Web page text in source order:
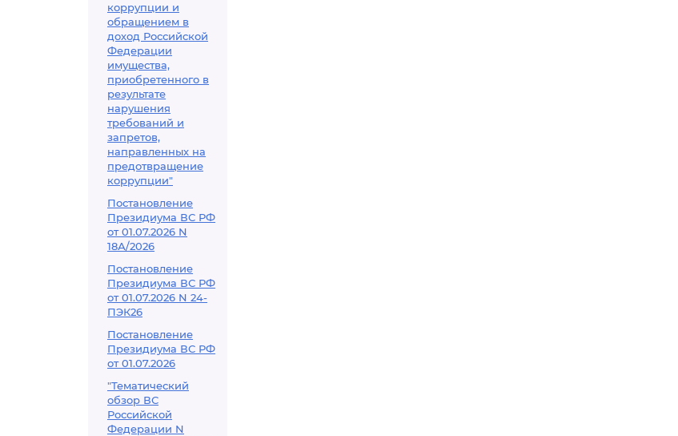
коррупции и
обращением в
доход Российской
Федерации
имущества,
приобретенного в
результате
нарушения
требований и
запретов,
направленных на
предотвращение
коррупции"
Постановление
Президиума ВС РФ
от 01.07.2026 N
18А/2026
Постановление
Президиума ВС РФ
от 01.07.2026 N 24-
ПЭК26
Постановление
Президиума ВС РФ
от 01.07.2026
"Тематический
обзор ВС
Российской
Федерации N